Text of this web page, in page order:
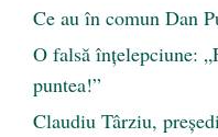
Ce au în comun Dan
O falsă înțelepciune:
puntea!”
Claudiu Târziu,